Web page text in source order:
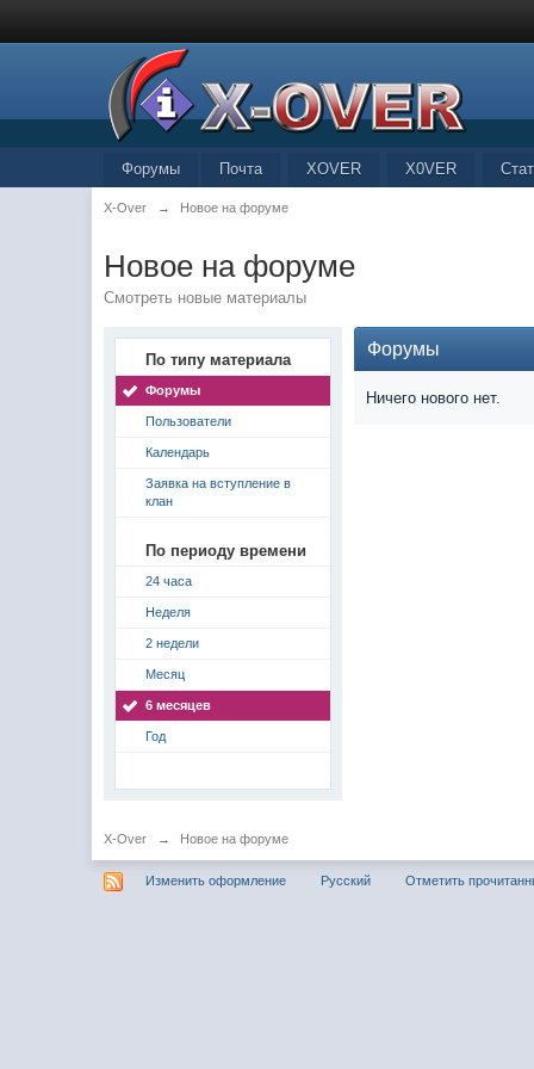
Почта XOVER X0VER
Форумы
X-Over → Новое на форуме
Новое на форуме
Смотреть новые материалы
По типу материала
Форумы
Пользователи
Календарь
Заявка на вступление в
клан
По периоду времени
24 часа
Неделя
2 недели
Месяц
6 месяцев
Год
Форумы
Ничего нового нет.
X-Over → Новое на форуме
Изменить оформление Русский Отметить